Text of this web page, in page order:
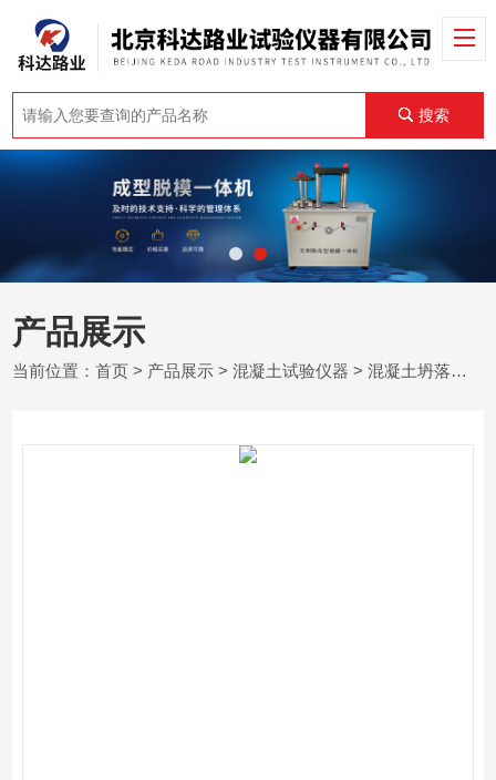
搜索
产品展示
当前位置：首页 > 产品展示 >混凝土试验仪器 >混凝土坍落度测定仪